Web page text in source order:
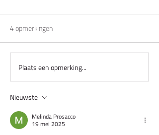
4 opmerkingen
Plaats een opmerking...
Nieuwste
Melinda Prosacco
19 mei 2025